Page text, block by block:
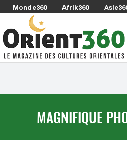
Monde360 Afrik360
MAGNIFIQUE